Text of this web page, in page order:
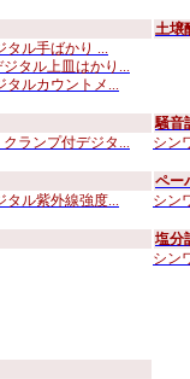
タル手ばかり ...
タル上皿はかり...
タルカウントメ...
土壌
ランプ付デジタ...
騒音
シン
タル紫外線強度...
ペー
シン
塩分
シン